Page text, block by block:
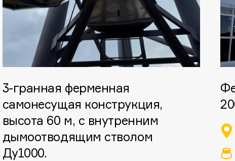
3-гранная ферменная
самонесущая конструкция,
высота 60 м, с внутренним
дымоотводящим стволом
Ду1000.